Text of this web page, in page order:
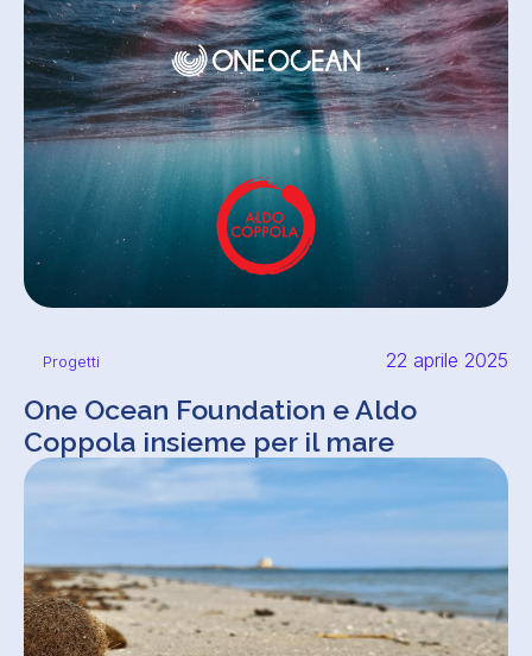
Progetti 22 aprile 2025
One Ocean Foundation e Aldo
Coppola insieme per il mare